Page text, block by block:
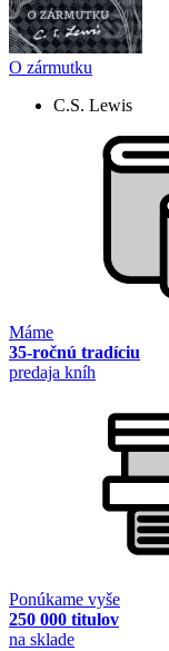
O zármutku
C.S. Lewis
Máme
35-ročnú tradíciu
predaja kníh
Ponúkame vyše
250 000 titulov
na sklade